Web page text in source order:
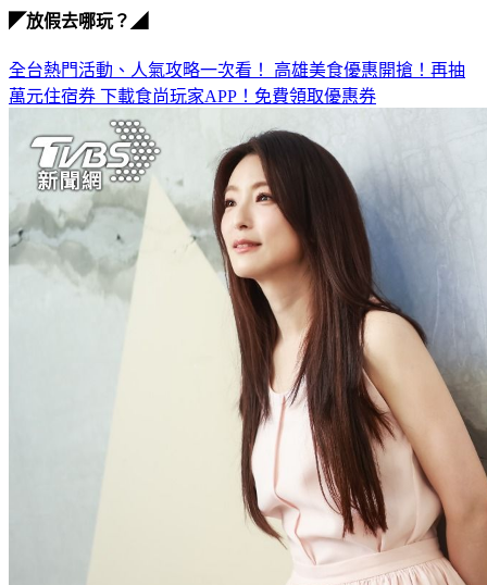
◤放假去哪玩？◢
全台熱門活動、人氣攻略一次看！ 高雄美食優惠開搶！再抽
萬元住宿券 下載食尚玩家APP！免費領取優惠券